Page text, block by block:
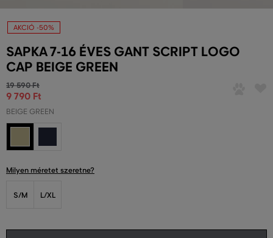
AKCIÓ -50%
SAPKA 7-16 ÉVES GANT SCRIPT LOGO
CAP BEIGE GREEN
19 590 Ft
9 790 Ft
BEIGE GREEN
Milyen méretet szeretne?
S/M L/XL